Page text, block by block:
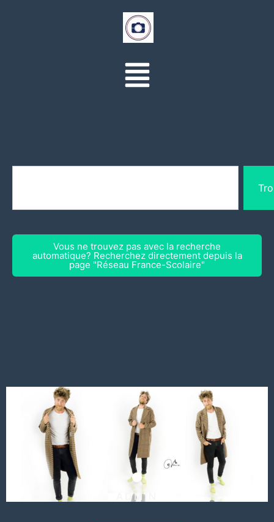
Vous ne trouvez pas avec la recherche
automatique? Recherchez directement depuis la
page "Réseau France-Scolaire"
ADMIN